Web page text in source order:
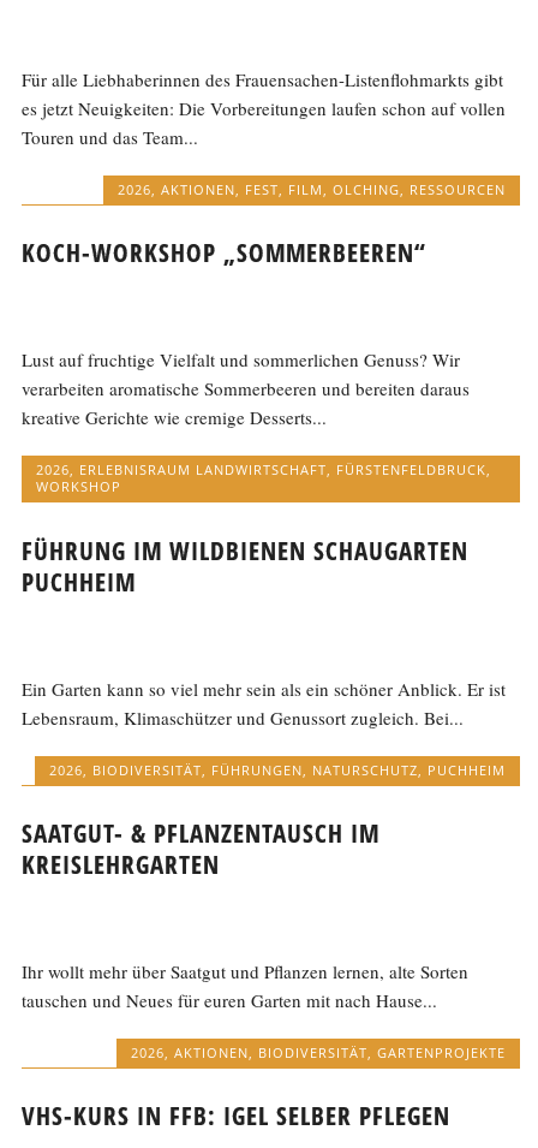
Für alle Liebhaberinnen des Frauensachen-Listenflohmarkts gibt
es jetzt Neuigkeiten: Die Vorbereitungen laufen schon auf vollen
Touren und das Team...
2026 AKTIONEN FEST FILM OLCHING RESSOURCEN
KOCH-WORKSHOP „SOMMERBEEREN“
Lust auf fruchtige Vielfalt und sommerlichen Genuss? Wir
verarbeiten aromatische Sommerbeeren und bereiten daraus
kreative Gerichte wie cremige Desserts...
2026, ERLEBNISRAUM LANDWIRTSCHAFT, FÜRSTENFELDBRUCK,
WORKSHOP
FÜHRUNG IM WILDBIENEN SCHAUGARTEN
PUCHHEIM
Ein Garten kann so viel mehr sein als ein schöner Anblick. Er ist
Lebensraum, Klimaschützer und Genussort zugleich. Bei...
2026 BIODIVERSITÄT FÜHRUNGEN NATURSCHUTZ PUCHHEIM
SAATGUT- & PFLANZENTAUSCH IM
KREISLEHRGARTEN
Ihr wollt mehr über Saatgut und Pflanzen lernen, alte Sorten
tauschen und Neues für euren Garten mit nach Hause...
2026, AKTIONEN, BIODIVERSITÄT, GARTENPROJEKTE
VHS-KURS IN FFB: IGEL SELBER PFLEGEN